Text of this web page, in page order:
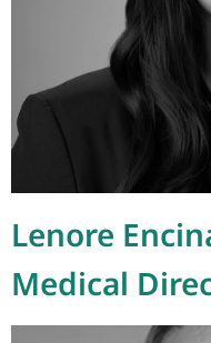
Lenore
Medical